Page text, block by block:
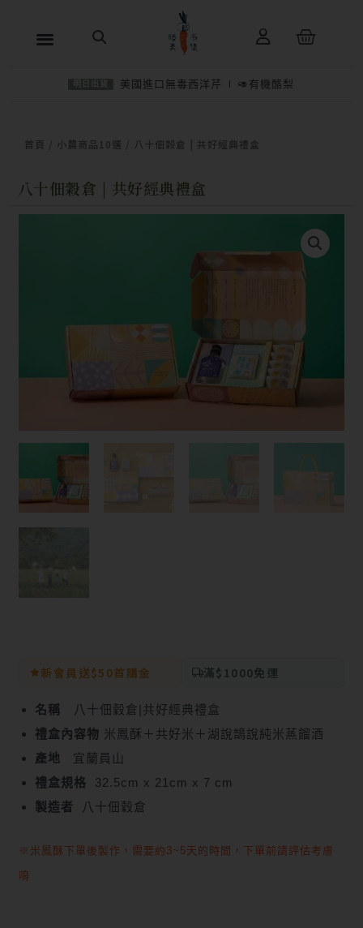
購
美國進口無毒西洋芹 🥑有機酪梨
首頁 小農商品10選 / 八十佃穀倉 | 共好經典禮盒
八十佃穀倉 | 共好經典禮盒
新會員送$50首購金 滿$1000免運
名稱 八十佃穀倉|共好經典禮盒
禮盒內容物 米鳳酥＋共好米＋湖說鵠說純米蒸餾酒
產地
宜蘭員山
禮盒規格 32.5cm x 21cm x 7 cm
製造者
八十佃穀倉
※米鳳酥下單後製作，需要約3~5天的時間，下單前請評估考慮
唷